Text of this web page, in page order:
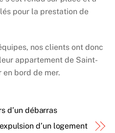
pour la prestation de
nos clients ont donc
appartement de Saint-
en bord de mer.
d’un débarras
d’un logement